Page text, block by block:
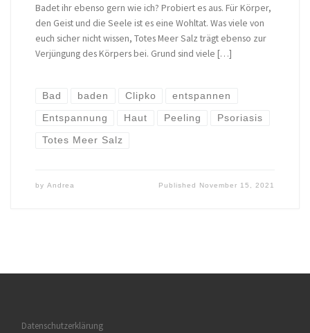
Badet ihr ebenso gern wie ich? Probiert es aus. Für Körper,
den Geist und die Seele ist es eine Wohltat. Was viele von
euch sicher nicht wissen, Totes Meer Salz trägt ebenso zur
Verjüngung des Körpers bei. Grund sind viele […]
Bad baden Clipko entspannen
Entspannung Haut Peeling Psoriasis
Totes Meer Salz
by Andrea Published November 15, 2021
Datenschutzerklärung